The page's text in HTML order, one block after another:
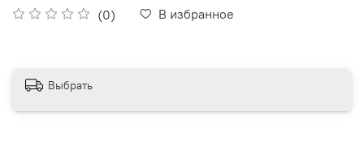
(0) В избранное
Выбрать